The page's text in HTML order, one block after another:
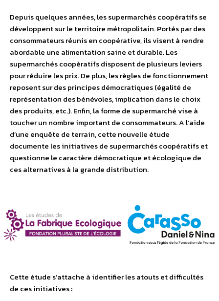
Depuis quelques années, les supermarchés coopératifs se
développent sur le territoire métropolitain. Portés par des
consommateurs réunis en coopérative, ils visent à rendre
abordable une alimentation saine et durable. Les
supermarchés coopératifs disposent de plusieurs leviers
pour réduire les prix. De plus, les règles de fonctionnement
reposent sur des principes démocratiques (égalité de
représentation des bénévoles, implication dans le choix
des produits, etc.). Enfin, la forme de supermarché vise à
toucher un nombre important de consommateurs. A l’aide
d’une enquête de terrain, cette nouvelle étude
documente les initiatives de supermarchés coopératifs et
questionne le caractère démocratique et écologique de
ces alternatives à la grande distribution.
Cette étude s’attache à identifier les atouts et difficultés
de ces initiatives :